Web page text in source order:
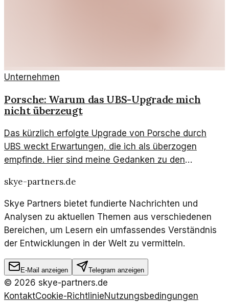
Unternehmen
Porsche: Warum das UBS-Upgrade mich
nicht überzeugt
Das kürzlich erfolgte Upgrade von Porsche durch
UBS weckt Erwartungen, die ich als überzogen
empfinde. Hier sind meine Gedanken zu den
skye-partners.de
Skye Partners bietet fundierte Nachrichten und
Analysen zu aktuellen Themen aus verschiedenen
Bereichen, um Lesern ein umfassendes Verständnis
der Entwicklungen in der Welt zu vermitteln.
E-Mail anzeigen Telegram anzeigen
© 2026 skye-partners.de
KontaktCookie-RichtlinieNutzungsbedingungen